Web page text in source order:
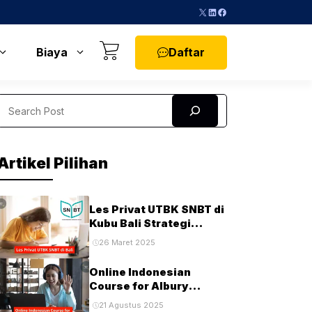
X LinkedIn
Facebook
Biaya Daftar
Pilihan
Les Privat UTBK SNBT di
Kubu Bali Strategi
Terbaik untuk Sukses di
26 Maret 2025
Online Indonesian
Course for Albury
Students and
21 Agustus 2025